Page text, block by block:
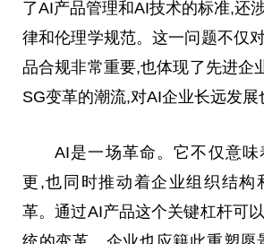
了AI产品管理和AI技术的标准,还
律和伦理学规范。这一问题不仅
品合规非常重要,也体现了先进企
SG变革的潮流,对AI企业长远发展
AI是一场革命。它不仅意
更,也同时推动着企业组织结构
革。通过AI产品这个关键杠杆可